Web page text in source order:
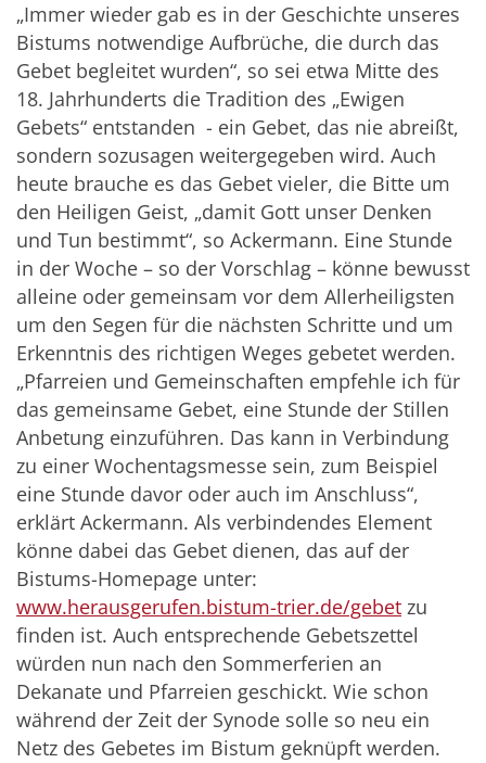
„Immer wieder gab es in der Geschichte unseres
Bistums notwendige Aufbrüche, die durch das
Gebet begleitet wurden“, so sei etwa Mitte des
18. Jahrhunderts die Tradition des „Ewigen
Gebets“ entstanden - ein Gebet, das nie abreißt,
sondern sozusagen weitergegeben wird. Auch
heute brauche es das Gebet vieler, die Bitte um
den Heiligen Geist, „damit Gott unser Denken
und Tun bestimmt“, so Ackermann. Eine Stunde
in der Woche – so der Vorschlag – könne bewusst
alleine oder gemeinsam vor dem Allerheiligsten
um den Segen für die nächsten Schritte und um
Erkenntnis des richtigen Weges gebetet werden.
„Pfarreien und Gemeinschaften empfehle ich für
das gemeinsame Gebet, eine Stunde der Stillen
Anbetung einzuführen. Das kann in Verbindung
zu einer Wochentagsmesse sein, zum Beispiel
eine Stunde davor oder auch im Anschluss“,
erklärt Ackermann. Als verbindendes Element
könne dabei das Gebet dienen, das auf der
Bistums-Homepage unter:
www.herausgerufen.bistum-trier.de/gebet zu
finden ist. Auch entsprechende Gebetszettel
würden nun nach den Sommerferien an
Dekanate und Pfarreien geschickt. Wie schon
während der Zeit der Synode solle so neu ein
Netz des Gebetes im Bistum geknüpft werden.